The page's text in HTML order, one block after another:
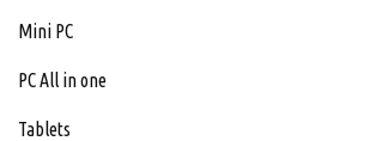
Mini PC
PC All in one
Tablets